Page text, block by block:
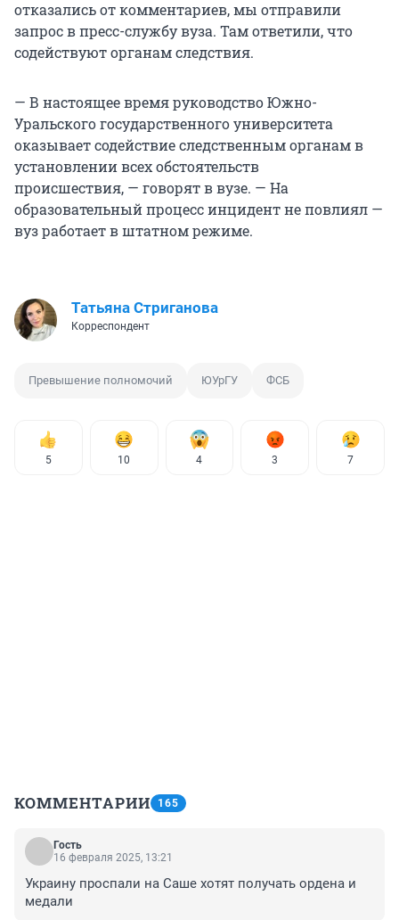
отказались от комментариев, мы отправили
запрос в пресс-службу вуза. Там ответили, что
содействуют органам следствия.
— В настоящее время руководство Южно-
Уральского государственного университета
оказывает содействие следственным органам в
установлении всех обстоятельств
происшествия, — говорят в вузе. — На
образовательный процесс инцидент не повлиял —
вуз работает в штатном режиме.
Татьяна Стриганова
Корреспондент
Превышение полномочий ЮУрГУ ФСБ
5 10 4 3 7
КОММЕНТАРИИ 165
Гость
16 февраля 2025, 13:21
Украину проспали на Саше хотят получать ордена и
медали